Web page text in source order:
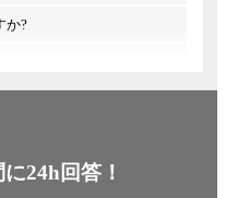
か?
24h回答！